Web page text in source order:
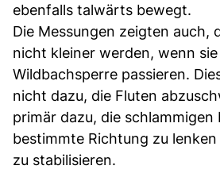
ebenfalls talwärts bewegt.
Die Messungen zeigten auch,
nicht kleiner werden, wenn sie
Wildbachsperre passieren.
nicht dazu, die Fluten
primär dazu, die schlammigen
bestimmte Richtung zu
zu stabilisieren.